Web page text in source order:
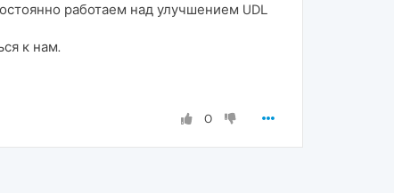
работаем над улучшением UDL
к нам.
0